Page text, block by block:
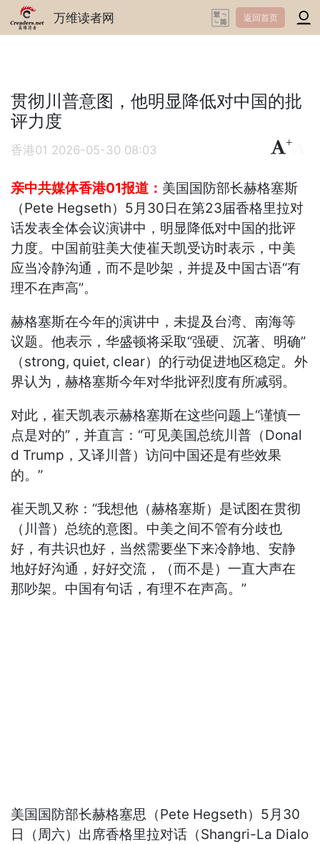
万维读者网 返回首页
贯彻川普意图，他明显降低对中国的批
评力度
香港01 2026-05-30 08:03
+
亲中共媒体香港01报道： 美国国防部长赫格塞斯
（Pete Hegseth）5月30日在第23届香格里拉对
话发表全体会议演讲中，明显降低对中国的批评
力度。中国前驻美大使崔天凯受访时表示，中美
应当冷静沟通，而不是吵架，并提及中国古语“有
理不在声高”。
赫格塞斯在今年的演讲中，未提及台湾、南海等
议题。他表示，华盛顿将采取“强硬、沉著、明确”
（strong, quiet, clear）的行动促进地区稳定。外
界认为，赫格塞斯今年对华批评烈度有所减弱。
对此，崔天凯表示赫格塞斯在这些问题上“谨慎一
点是对的”，并直言：“可见美国总统川普（Donal
d Trump，又译川普）访问中国还是有些效果
的。”
崔天凯又称：“我想他（赫格塞斯）是试图在贯彻
（川普）总统的意图。中美之间不管有分歧也
好，有共识也好，当然需要坐下来冷静地、安静
地好好沟通，好好交流，（而不是）一直大声在
那吵架。中国有句话，有理不在声高。”
美国国防部长赫格塞思（Pete Hegseth）5月30
日（周六）出席香格里拉对话（Shangri-La Dialo